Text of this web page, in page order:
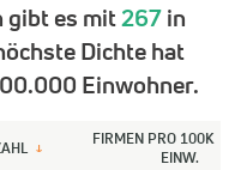
gibt es mit267in
Dichte hat
Einwohner.
↓
FIRMEN PRO 100K
EINW.